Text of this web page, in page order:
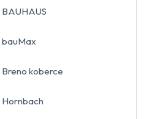
BAUHAUS
bauMax
Breno koberce
Hornbach